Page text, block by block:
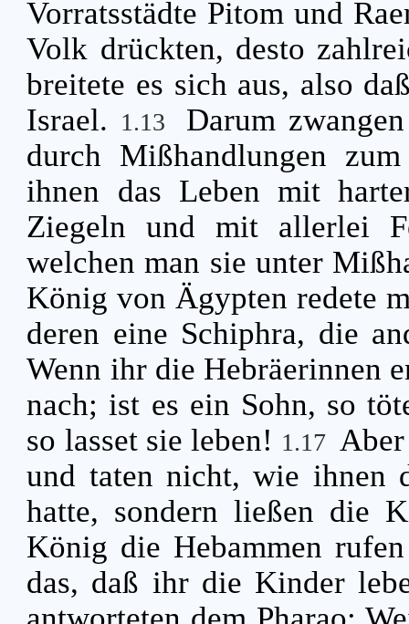
Vorratsstädte Pitom und
Volk drückten, desto
breitete es sich aus, also
Israel. 1.13
Darum
durch Mißhandlungen
ihnen das Leben mit
Ziegeln und mit allerlei
welchen man sie unter
König von Ägypten redete
deren eine Schiphra, die
Wenn ihr die Hebräerinnen
nach; ist es ein Sohn, so
so lasset sie leben! 1.17
und taten nicht, wie ihnen
hatte, sondern ließen die
König die Hebammen
das, daß ihr die Kinder